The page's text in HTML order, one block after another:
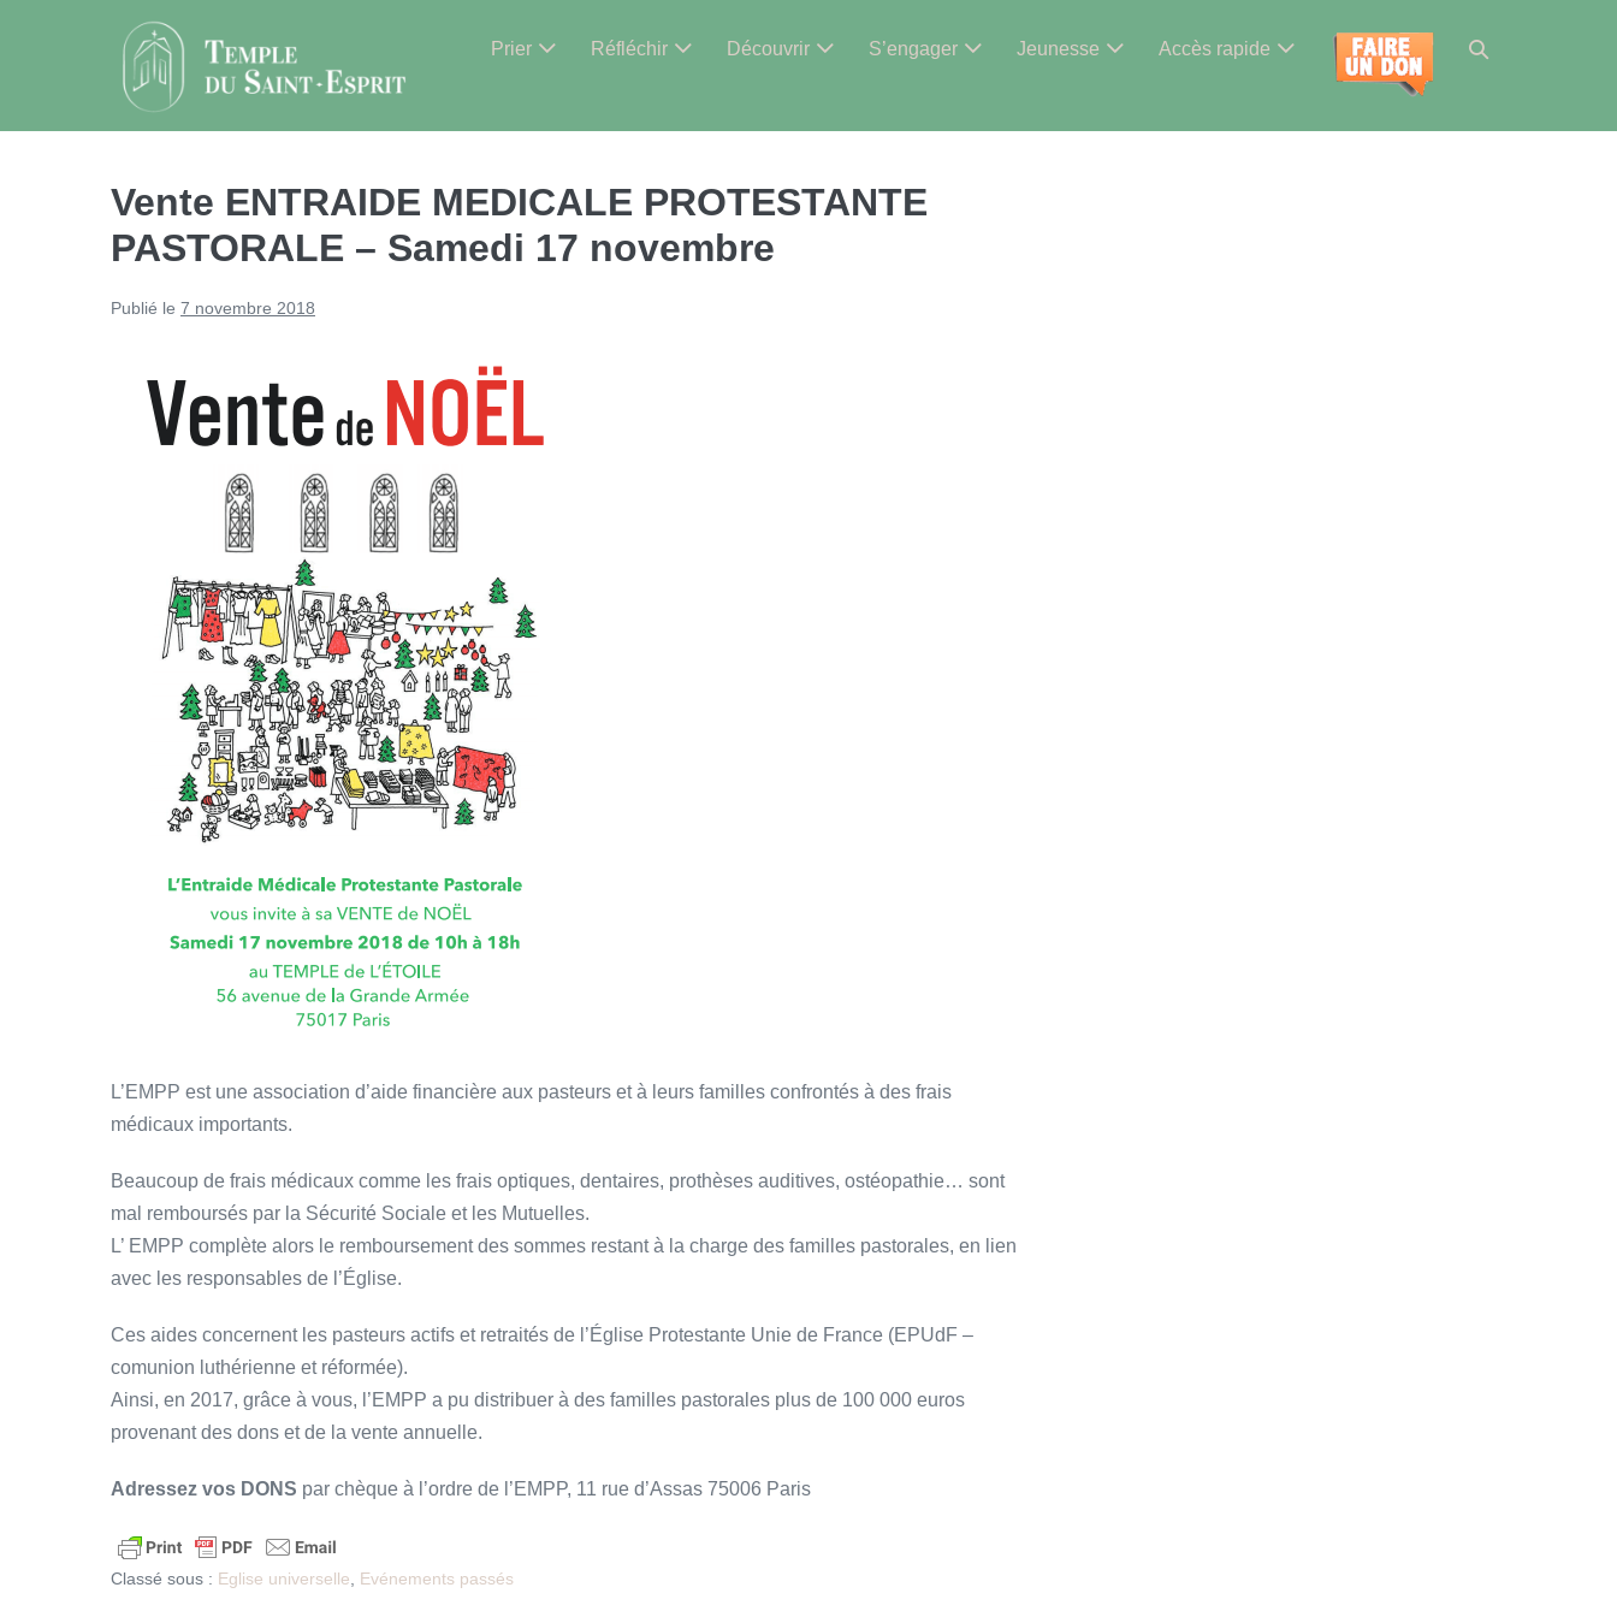
Prier Réfléchir Découvrir S’engager Jeunesse Accès rapide
Basculer
Vente ENTRAIDE MEDICALE PROTESTANTE
PASTORALE – Samedi 17 novembre
Publié le 7 novembre 2018
L’EMPP est une association d’aide financière aux pasteurs et à leurs familles confrontés à des frais
médicaux importants.
Beaucoup de frais médicaux comme les frais optiques, dentaires, prothèses auditives, ostéopathie… sont
mal remboursés par la Sécurité Sociale et les Mutuelles.
L’ EMPP complète alors le remboursement des sommes restant à la charge des familles pastorales, en lien
avec les responsables de l’Église.
Ces aides concernent les pasteurs actifs et retraités de l’Église Protestante Unie de France (EPUdF –
comunion luthérienne et réformée).
Ainsi, en 2017, grâce à vous, l’EMPP a pu distribuer à des familles pastorales plus de 100 000 euros
provenant des dons et de la vente annuelle.
Adressez vos DONS par chèque à l’ordre de l’EMPP, 11 rue d’Assas 75006 Paris
Classé sous : Eglise universelle, Evénements passés